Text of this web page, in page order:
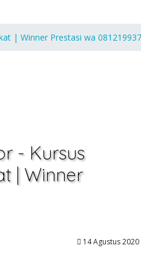
| Winner Prestasi wa
- Kursus
| Winner
14 Agustus 2020